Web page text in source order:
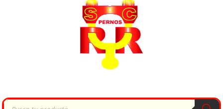
Búsqueda